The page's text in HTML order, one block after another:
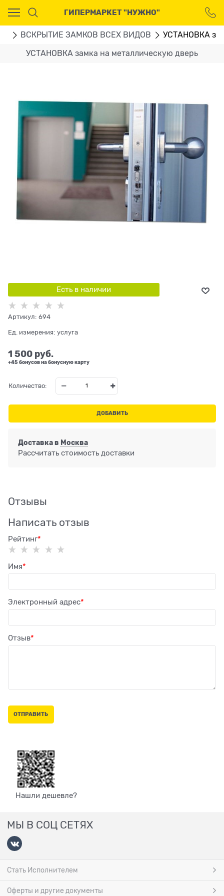
ГИПЕРМАРКЕТ "НУЖНО"
ВСКРЫТИЕ ЗАМКОВ ВСЕХ ВИДОВ УСТАНОВКА
УСТАНОВКА замка на металлическую дверь
Есть в наличии
Артикул: 694
Ед. измерения: услуга
1 500 руб.
+45 бонусов на бонусную карту
Количество:
ДОБАВИТЬ
Доставка в Москва
Рассчитать стоимость доставки
Отзывы
Написать отзыв
Рейтинг
Имя
Электронный адрес
Отзыв
Нашли дешевле?
МЫ В СОЦ СЕТЯХ
Стать Исполнителем
Оферты и другие документы
Ваш город - Москва,
угадали?
ДА НЕТ